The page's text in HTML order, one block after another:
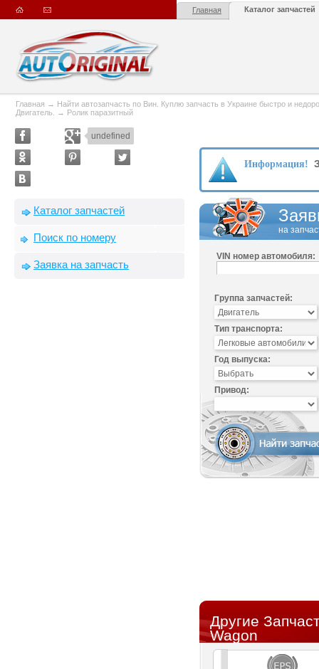
Главная Каталог запчастей
Главная → Найти автозапчасть по Вин. Куплю запчасть в Украине быстро и
Двигатель.
→ Ролик паразитный
undefined
Каталог запчастей
Поиск по номеру
Заявка на запчасть
Информация!
на
VIN номер автомобиля:
Группа запчастей:
Тип транспорта:
Год выпуска:
Привод:
Другие
Wagon